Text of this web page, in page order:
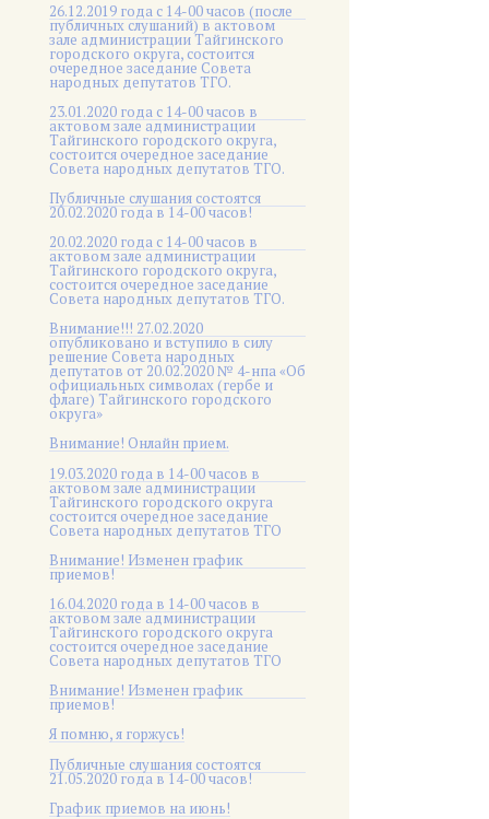
26.12.2019 года с 14-00 часов (после
публичных слушаний) в актовом
зале администрации Тайгинского
городского округа, состоится
очередное заседание Совета
народных депутатов ТГО.
23.01.2020 года с 14-00 часов в
актовом зале администрации
Тайгинского городского округа,
состоится очередное заседание
Совета народных депутатов ТГО.
Публичные слушания состоятся
20.02.2020 года в 14-00 часов!
20.02.2020 года с 14-00 часов в
актовом зале администрации
Тайгинского городского округа,
состоится очередное заседание
Совета народных депутатов ТГО.
Внимание!!! 27.02.2020
опубликовано и вступило в силу
решение Совета народных
депутатов от 20.02.2020 № 4-нпа «Об
официальных символах (гербе и
флаге) Тайгинского городского
округа»
Внимание! Онлайн прием.
19.03.2020 года в 14-00 часов в
актовом зале администрации
Тайгинского городского округа
состоится очередное заседание
Совета народных депутатов ТГО
Внимание! Изменен график
приемов!
16.04.2020 года в 14-00 часов в
актовом зале администрации
Тайгинского городского округа
состоится очередное заседание
Совета народных депутатов ТГО
Внимание! Изменен график
приемов!
Я помню, я горжусь!
Публичные слушания состоятся
21.05.2020 года в 14-00 часов!
График приемов на июнь!